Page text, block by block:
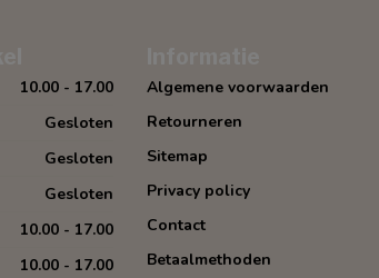
10.00 - 17.00
Gesloten
Gesloten
Gesloten
10.00 - 17.00
10.00 - 17.00
Algemene voorwaarden
Retourneren
Sitemap
Privacy policy
Contact
Betaalmethoden